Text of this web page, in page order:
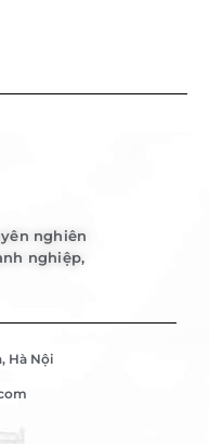
nghiên
nghiệp,
Hà Nội